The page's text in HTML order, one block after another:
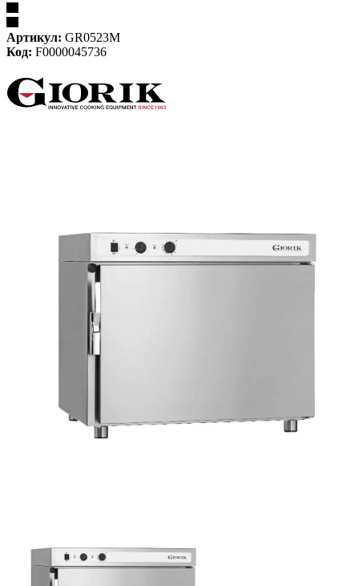
Артикул: GR0523M
Код: F0000045736